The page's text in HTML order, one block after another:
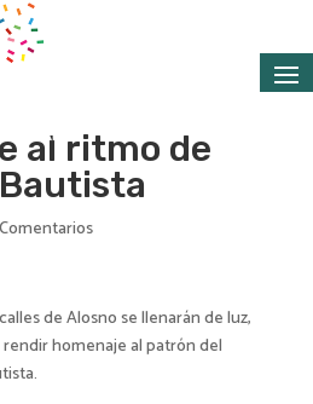
al ritmo de
de Alosno se llenarán de luz,
homenaje al patrón del